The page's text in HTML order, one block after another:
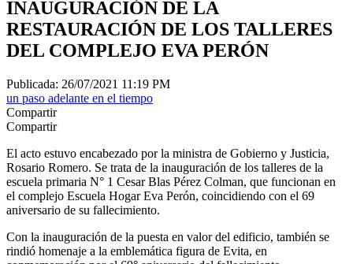
INAUGURACIÓN DE LA
RESTAURACIÓN DE LOS TALLERES
DEL COMPLEJO EVA PERÓN
Publicada: 26/07/2021 11:19 PM
un paso adelante en el tiempo
Compartir
Compartir
El acto estuvo encabezado por la ministra de Gobierno y Justicia,
Rosario Romero. Se trata de la inauguración de los talleres de la
escuela primaria N° 1 Cesar Blas Pérez Colman, que funcionan en
el complejo Escuela Hogar Eva Perón, coincidiendo con el 69
aniversario de su fallecimiento.
Con la inauguración de la puesta en valor del edificio, también se
rindió homenaje a la emblemática figura de Evita, en